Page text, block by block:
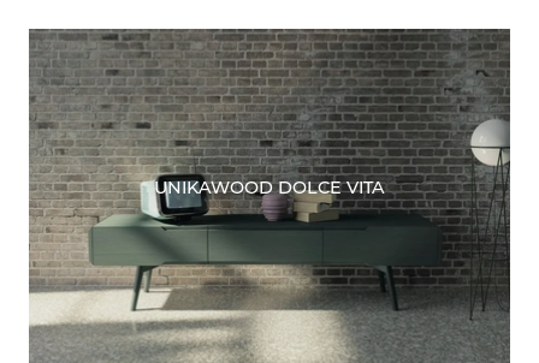
UNIKAWOOD DOLCE VITA